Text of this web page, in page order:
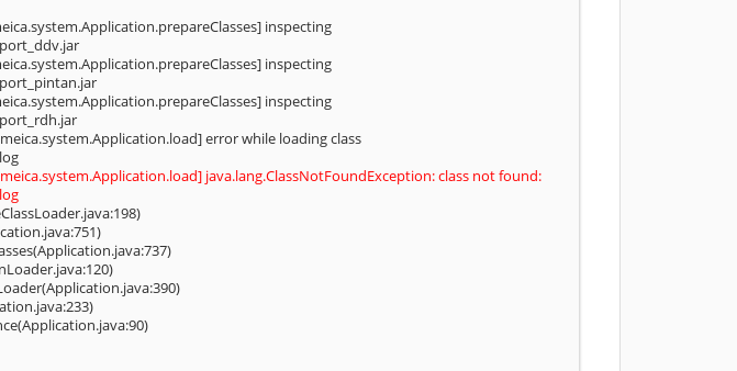
inspecting
inspecting
inspecting
error while loading class
java.lang.ClassNotFoundException: class not found: